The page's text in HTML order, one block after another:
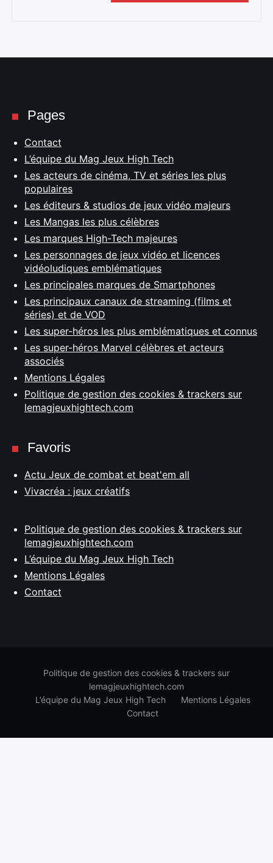
Pages
Contact
L’équipe du Mag Jeux High Tech
Les acteurs de cinéma, TV et séries les plus
populaires
Les éditeurs & studios de jeux vidéo majeurs
Les Mangas les plus célèbres
Les marques High-Tech majeures
Les personnages de jeux vidéo et licences
vidéoludiques emblématiques
Les principales marques de Smartphones
Les principaux canaux de streaming (films et
séries) et de VOD
Les super-héros les plus emblématiques et connus
Les super-héros Marvel célèbres et acteurs
associés
Mentions Légales
Politique de gestion des cookies & trackers sur
lemagjeuxhightech.com
Favoris
Actu Jeux de combat et beat'em all
Vivacréa : jeux créatifs
Politique de gestion des cookies & trackers sur
lemagjeuxhightech.com
L’équipe du Mag Jeux High Tech
Mentions Légales
Contact
Politique de gestion des cookies & trackers sur
lemagjeuxhightech.com
L’équipe du Mag Jeux High Tech
Mentions Légales
Contact